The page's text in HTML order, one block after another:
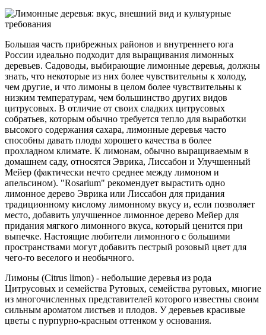
Большая часть прибрежных районов и внутреннего юга
России идеально подходит для выращивания лимонных
деревьев. Садоводы, выбирающие лимонные деревья, должны
знать, что некоторые из них более чувствительны к холоду,
чем другие, и что лимоны в целом более чувствительны к
низким температурам, чем большинство других видов
цитрусовых. В отличие от своих сладких цитрусовых
собратьев, которым обычно требуется тепло для выработки
высокого содержания сахара, лимонные деревья часто
способны давать плоды хорошего качества в более
прохладном климате. К лимонам, обычно выращиваемым в
домашнем саду, относятся Эврика, Лиссабон и Улучшенный
Мейер (фактически нечто среднее между лимоном и
апельсином). "Rosarium" рекомендует вырастить одно
лимонное дерево Эврика или Лиссабон для придания
традиционному кислому лимонному вкусу и, если позволяет
место, добавить улучшенное лимонное дерево Мейер для
придания мягкого лимонного вкуса, который ценится при
выпечке. Настоящие любители лимонного с большими
пространствами могут добавить пестрый розовый цвет для
чего-то веселого и необычного.
Лимоны (Citrus limon) - небольшие деревья из рода
Цитрусовых и семейства Рутовых, семейства рутовых, многие
из многочисленных представителей которого известны своим
сильным ароматом листьев и плодов. У деревьев красивые
цветы с пурпурно-красным оттенком у основания.